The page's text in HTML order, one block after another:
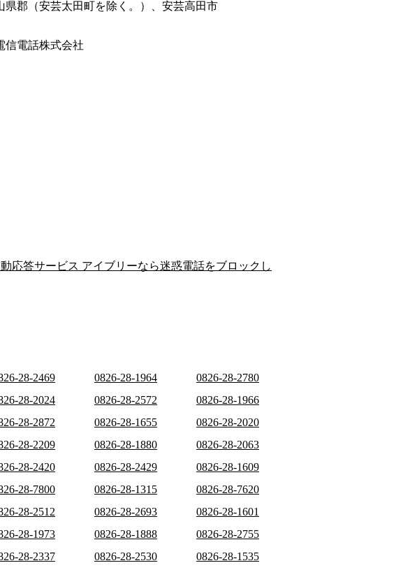
県郡（安芸太田町を除く。）、安芸高田市
信電話株式会社
応答サービス アイブリーなら迷惑電話をブロックし
28-2469 0826-28-1964
0826-28-2780
28-2024 0826-28-2572
0826-28-1966
28-2872 0826-28-1655
0826-28-2020
28-2209 0826-28-1880
0826-28-2063
28-2420 0826-28-2429
0826-28-1609
28-7800 0826-28-1315
0826-28-7620
28-2512 0826-28-2693
0826-28-1601
28-1973 0826-28-1888
0826-28-2755
28-2337 0826-28-2530
0826-28-1535